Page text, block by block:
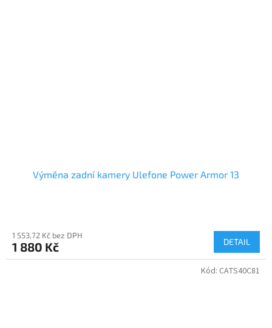
Výměna zadní kamery Ulefone Power Armor 13
1 553,72 Kč bez DPH
1 880 Kč DETAIL
Kód: CATS40C81